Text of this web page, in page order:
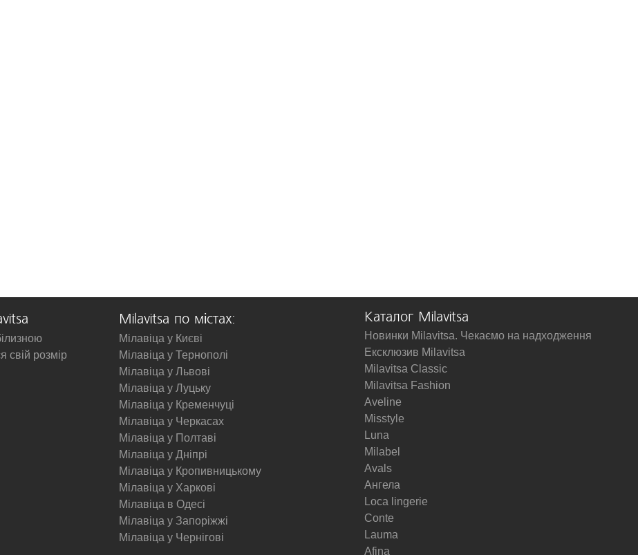
свій розмір
Milavitsa по містах:
Мілавіца у Києві
Мілавіца у Тернополі
Мілавіца у Львові
Мілавіца у Луцьку
Мілавіца у Кременчуці
Мілавіца у Черкасах
Мілавіца у Полтаві
Мілавіца у Дніпрі
Мілавіца у Кропивницькому
Мілавіца у Харкові
Мілавіца в Одесі
Мілавіца у Запоріжжі
Мілавіца у Чернігові
Каталог Milavitsa
Новинки Milavitsa. Чекаємо на надходження
Ексклюзив Milavitsa
Milavitsa Classic
Milavitsa Fashion
Aveline
Misstyle
Luna
Milabel
Avals
Ангела
Loca lingerie
Conte
Lauma
Afina